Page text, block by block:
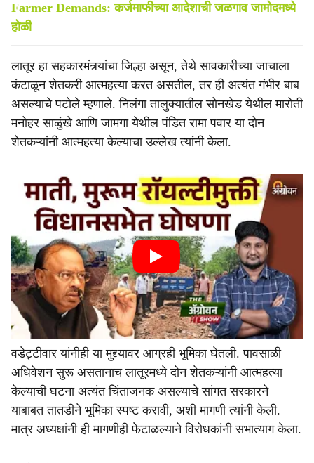
Farmer Demands: कर्जमाफीच्या आदेशाची जळगाव जामोदमध्ये
होळी
लातूर हा सहकारमंत्र्यांचा जिल्हा असून, तेथे सावकारीच्या जाचाला
कंटाळून शेतकरी आत्महत्या करत असतील, तर ही अत्यंत गंभीर बाब
असल्याचे पटोले म्हणाले. निलंगा तालुक्यातील सोनखेड येथील मारोती
मनोहर साळुंखे आणि जामगा येथील पंडित रामा पवार या दोन
शेतकऱ्यांनी आत्महत्या केल्याचा उल्लेख त्यांनी केला.
वडेट्टीवार यांनीही या मुद्द्यावर आग्रही भूमिका घेतली. पावसाळी
अधिवेशन सुरू असतानाच लातूरमध्ये दोन शेतकऱ्यांनी आत्महत्या
केल्याची घटना अत्यंत चिंताजनक असल्याचे सांगत सरकारने
याबाबत तातडीने भूमिका स्पष्ट करावी, अशी मागणी त्यांनी केली.
मात्र अध्यक्षांनी ही मागणीही फेटाळल्याने विरोधकांनी सभात्याग केला.